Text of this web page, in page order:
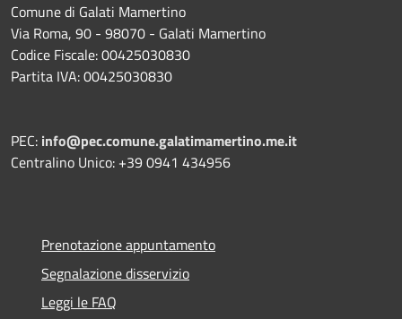
Comune di Galati Mamertino
Via Roma, 90 - 98070 - Galati Mamertino
Codice Fiscale: 00425030830
Partita IVA: 00425030830
PEC: info@pec.comune.galatimamertino.me.it
Centralino Unico: +39 0941 434956
Prenotazione appuntamento
Segnalazione disservizio
Leggi le FAQ